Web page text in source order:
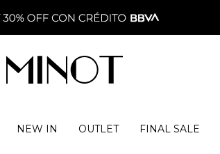
NEW IN OUTLET FINAL SALE